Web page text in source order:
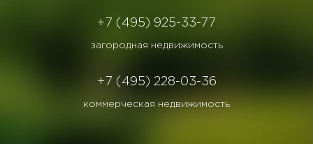
+7 (495) 925-33-77
загородная недвижимость
+7 (495) 228-03-36
коммерческая недвижимость